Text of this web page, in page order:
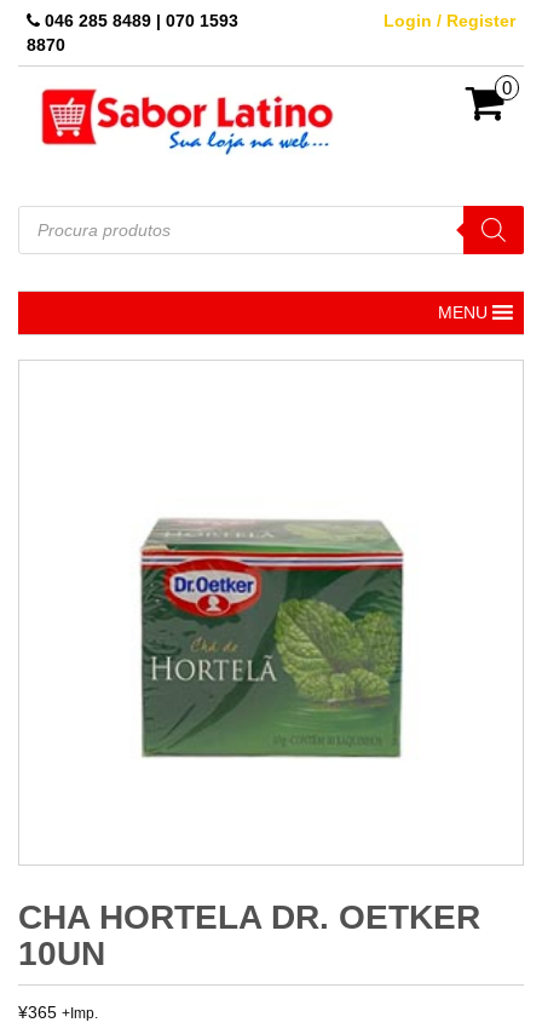
Skip
046 285 8489 | 070 1593
8870
Login / Register
0
Pesquisar
produtos
MENU
CHA HORTELA DR. OETKER
10UN
¥365 +Imp.